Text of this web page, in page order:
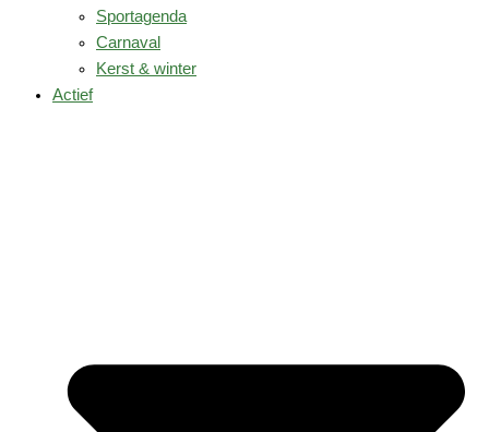
Sportagenda
Carnaval
Kerst & winter
Actief